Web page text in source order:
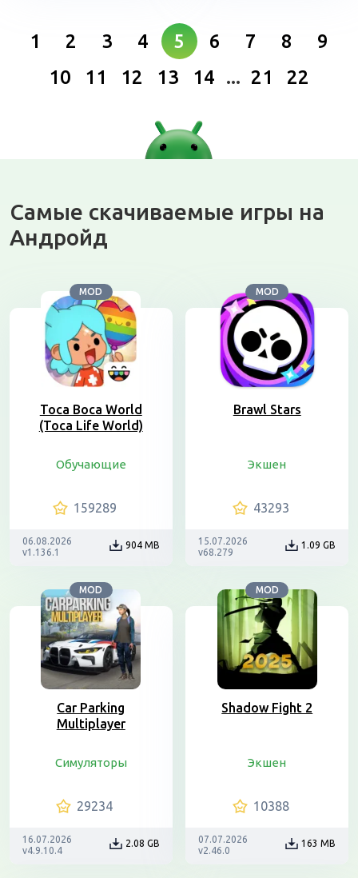
1 2 3 4 5 6 7 8
9
10
11 12 13 14 ... 21 22
Самые скачиваемые игры на
Андройд
MOD
Toca Boca World
(Toca Life World)
Обучающие
159289
06.08.2026
v1.136.1
904 MB
MOD
Brawl Stars
Экшен
43293
15.07.2026
v68.279
1.09 GB
MOD
Car Parking
Multiplayer
Симуляторы
29234
16.07.2026
v4.9.10.4
2.08 GB
MOD
Shadow Fight 2
Экшен
10388
07.07.2026
v2.46.0
163 MB